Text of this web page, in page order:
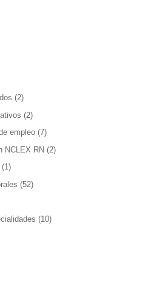
(2)
(2)
empleo (7)
NCLEX RN (2)
(1)
(52)
(10)